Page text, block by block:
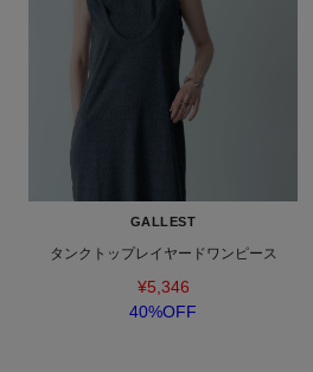
GALLEST
タンクトップレイヤードワンピース
¥5,346
40%OFF